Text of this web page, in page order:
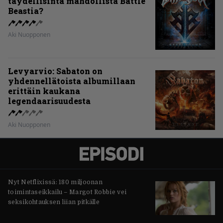
Beastia?
Aki Nuopponen
Levyarvio: Sabaton on
yhdennellätoista albumillaan
erittäin kaukana
legendaarisuudesta
Aki Nuopponen
Nyt Netflixissä: 180 miljoonan
toimintaseikkailu – Margot Robbie vei
seksikohtauksen liian pitkälle